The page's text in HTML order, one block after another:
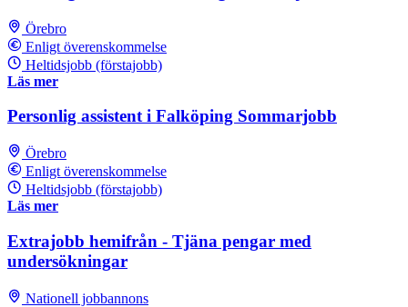
Örebro
Enligt överenskommelse
Heltidsjobb (förstajobb)
Läs mer
Personlig assistent i Falköping Sommarjobb
Örebro
Enligt överenskommelse
Heltidsjobb (förstajobb)
Läs mer
Extrajobb hemifrån - Tjäna pengar med
undersökningar
Nationell jobbannons